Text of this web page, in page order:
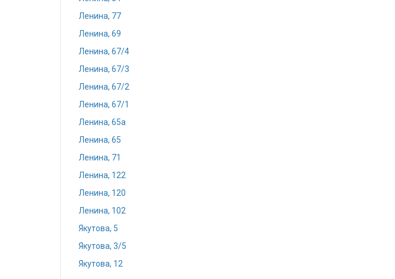
Ленина, 77
Ленина, 69
Ленина, 67/4
Ленина, 67/3
Ленина, 67/2
Ленина, 67/1
Ленина, 65а
Ленина, 65
Ленина, 71
Ленина, 122
Ленина, 120
Ленина, 102
Якутова, 5
Якутова, 3/5
Якутова, 12